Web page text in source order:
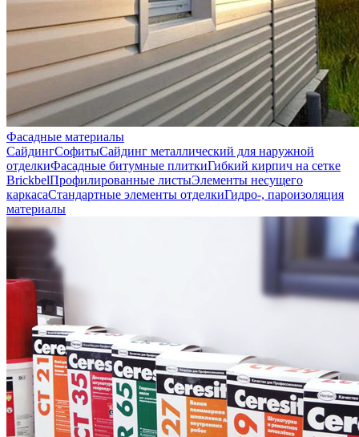
Фасадные материалы
СайдингСофитыСайдинг металлический для наружной
отделкиФасадные битумные плиткиГибкий кирпич на сетке
BrickbelПрофилированные листыЭлементы несущего
каркасаСтандартные элементы отделкиГидро-, пароизоляция
материалы